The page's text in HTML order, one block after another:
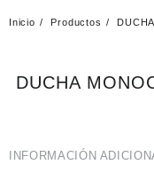
Inicio Productos
DUCHA
INFORMACIÓN